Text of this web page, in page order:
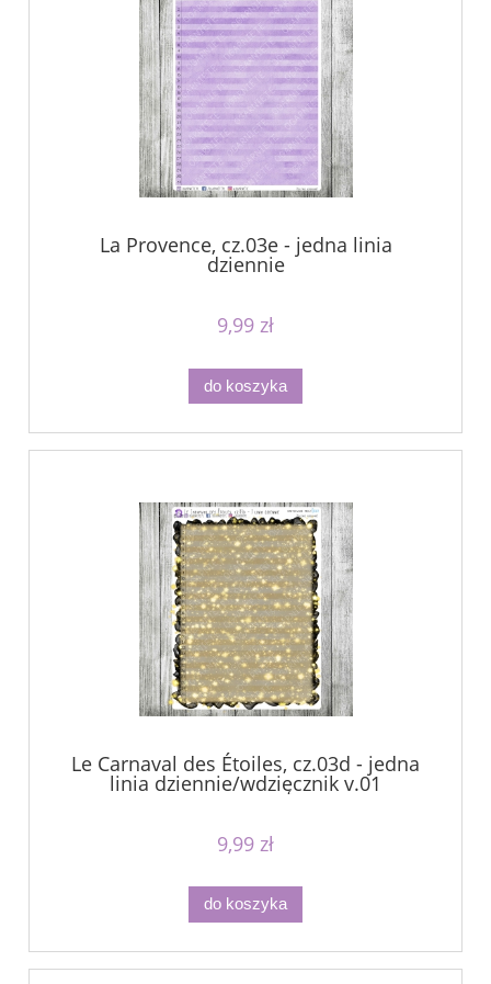
La Provence, cz.03e - jedna linia
dziennie
9,99 zł
do koszyka
Le Carnaval des Étoiles, cz.03d - jedna
linia dziennie/wdzięcznik v.01
9,99 zł
do koszyka